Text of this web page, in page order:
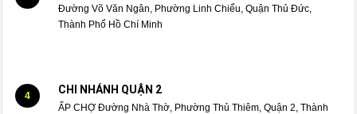
Đường Võ Văn Ngân, Phường Linh Chiểu, Quận Thủ Đức,
Thành Phố Hồ Chí Minh
4 CHI NHÁNH QUẬN 2
ẤP CHỢ Đường Nhà Thờ, Phường Thủ Thiêm, Quận 2, Thành